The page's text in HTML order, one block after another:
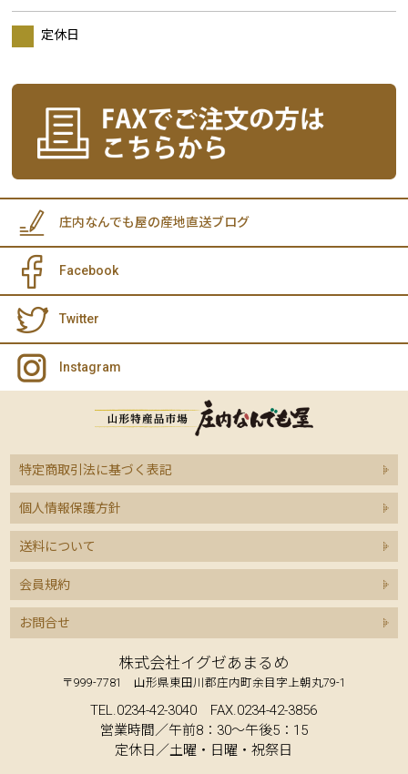
定休日
庄内なんでも屋の産地直送ブログ
Facebook
Twitter
Instagram
特定商取引法に基づく表記
個人情報保護方針
送料について
会員規約
お問合せ
株式会社イグゼあまるめ
〒999-7781 山形県東田川郡庄内町余目字上朝丸79-1
TEL.0234-42-3040 FAX.0234-42-3856
営業時間／午前8：30～午後5：15
定休日／土曜・日曜・祝祭日